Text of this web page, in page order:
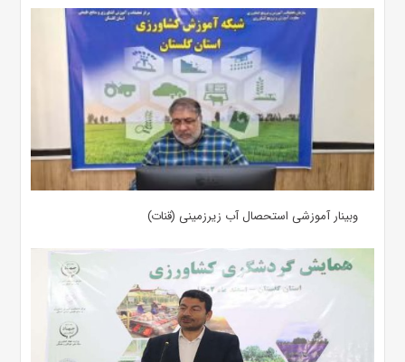
وبینار آموزشی استحصال آب زیرزمینی (قنات)